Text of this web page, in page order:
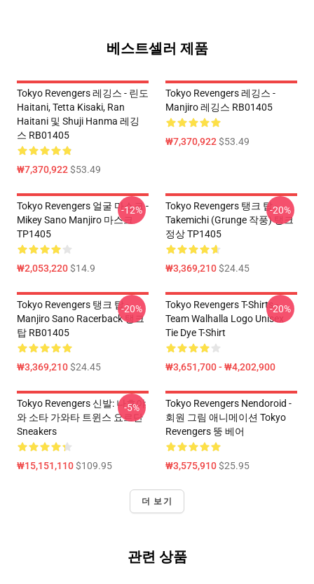
베스트셀러 제품
Tokyo Revengers 레깅스 - 린도
Haitani, Tetta Kisaki, Ran
Haitani 및 Shuji Hanma 레깅
스 RB01405
₩7,370,922$53.49
Tokyo Revengers 레깅스 -
Manjiro 레깅스 RB01405
₩7,370,922$53.49
Tokyo Revengers 얼굴 마스크 -
Mikey Sano Manjiro 마스크
TP1405
₩2,053,220$14.9
-12%
Tokyo Revengers 탱크 탑 -
Takemichi (Grunge 작풍) 탱크
정상 TP1405
₩3,369,210$24.45
-20%
Tokyo Revengers 탱크 탑 -
Manjiro Sano Racerback 탱크
탑 RB01405
₩3,369,210$24.45
-20%
Tokyo Revengers T-Shirts -
Team Walhalla Logo Unisex
Tie Dye T-Shirt
₩3,651,700 - ₩4,202,900
-20%
Tokyo Revengers 신발: 나호야
와 소타 가와타 트윈스 요르단
Sneakers
₩15,151,110$109.95
-5%
Tokyo Revengers Nendoroid -
회원 그림 애니메이션 Tokyo
Revengers 뚱 베어
₩3,575,910$25.95
더 보기
관련 상품